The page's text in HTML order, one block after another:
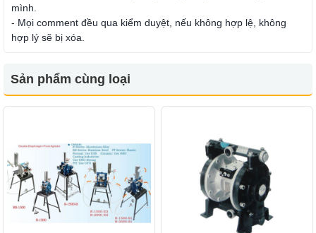
mình.
- Mọi comment đều qua kiểm duyệt, nếu không hợp lệ, không
hợp lý sẽ bị xóa.
Sản phẩm cùng loại